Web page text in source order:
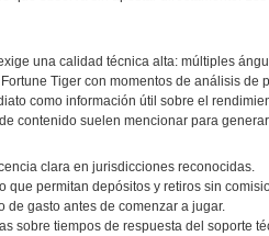
una calidad técnica alta: múltiples
Tiger con momentos de análisis
como información útil sobre el
contenido suelen mencionar para
clara en jurisdicciones reconocidas.
que permitan depósitos y retiros sin
de gasto antes de comenzar a jugar.
sobre tiempos de respuesta del soporte